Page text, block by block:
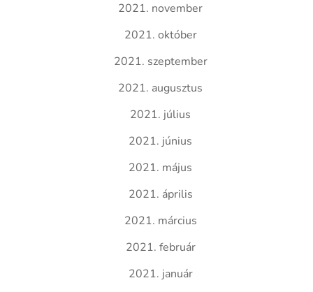
2021. november
2021. október
2021. szeptember
2021. augusztus
2021. július
2021. június
2021. május
2021. április
2021. március
2021. február
2021. január